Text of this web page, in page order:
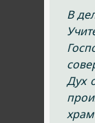
В
Дух
храм